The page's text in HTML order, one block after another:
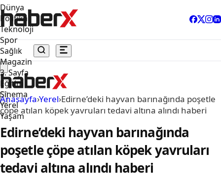
Dünya
Politika
Teknoloji
Spor
Sağlık
Magazin
3. Sayfa
Eğitim
Sinema
Yerel
Yaşam
Anasayfa›Yerel›Edirne’deki hayvan barınağında poşetle
çöpe atılan köpek yavruları tedavi altına alındı haberi
Edirne’deki hayvan barınağında
poşetle çöpe atılan köpek yavruları
tedavi altına alındı haberi